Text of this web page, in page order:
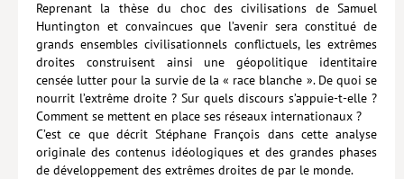
Reprenant la thèse du choc des civilisations de Samuel
Huntington et convaincues que l’avenir sera constitué de
grands ensembles civilisationnels conflictuels, les extrêmes
droites construisent ainsi une géopolitique identitaire
censée lutter pour la survie de la « race blanche ». De quoi se
nourrit l’extrême droite ? Sur quels discours s’appuie-t-elle ?
Comment se mettent en place ses réseaux internationaux ?
C’est ce que décrit Stéphane François dans cette analyse
originale des contenus idéologiques et des grandes phases
de dévelop­pement des extrêmes droites de par le monde.